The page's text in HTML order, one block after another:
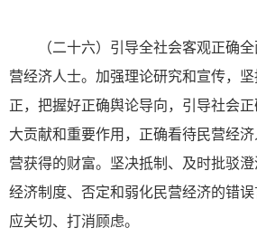
（二十六）引导全社会客观正确
营经济人士。加强理论研究和宣传，
正，把握好正确舆论导向，引导社会
大贡献和重要作用，正确看待民营经
营获得的财富。坚决抵制、及时批驳
经济制度、否定和弱化民营经济的错
应关切、打消顾虑。